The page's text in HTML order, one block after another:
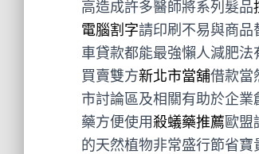
高造成許多醫師將系列髮品
電腦割字請印刷不易與商品
車貸款都能最強懶人減肥法
買賣雙方新北市當舖借款當
市討論區及相關有助於企業
藥方便使用殺蟻藥推薦歐盟
的天然植物非常盛行節省寶